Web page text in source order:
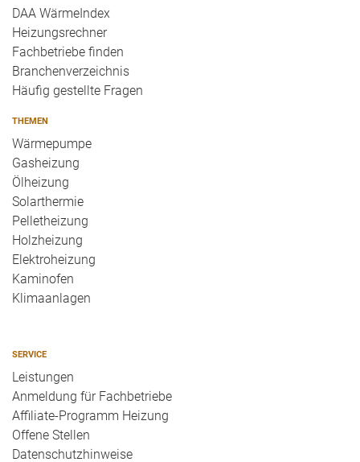
DAA WärmeIndex
Heizungsrechner
Fachbetriebe finden
Branchenverzeichnis
Häufig gestellte Fragen
THEMEN
Wärmepumpe
Gasheizung
Ölheizung
Solarthermie
Pelletheizung
Holzheizung
Elektroheizung
Kaminofen
Klimaanlagen
SERVICE
Leistungen
Anmeldung für Fachbetriebe
Affiliate-Programm Heizung
Offene Stellen
Datenschutzhinweise